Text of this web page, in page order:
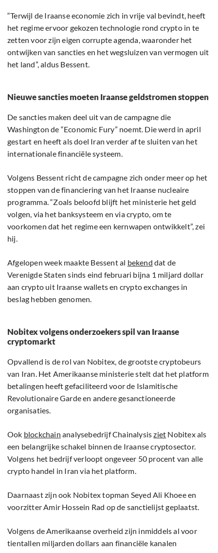
“Terwijl de Iraanse economie zich in vrije val bevindt, heeft
het regime ervoor gekozen technologie rond crypto in te
zetten voor zijn eigen corrupte agenda, waaronder het
ontwijken van sancties en het wegsluizen van vermogen uit
het land”, aldus Bessent.
Nieuwe sancties moeten Iraanse geldstromen stoppen
De sancties maken deel uit van de campagne die
Washington de “Economic Fury” noemt. Die werd in april
gestart en heeft als doel Iran verder af te sluiten van het
internationale financiële systeem.
Volgens Bessent richt de campagne zich onder meer op het
stoppen van de financiering van het Iraanse nucleaire
programma. “Zoals beloofd blijft het ministerie het geld
volgen, via het banksysteem en via crypto, om te
voorkomen dat het regime een kernwapen ontwikkelt”, zei
hij.
Afgelopen week maakte Bessent al bekend dat de
Verenigde Staten sinds eind februari bijna 1 miljard dollar
aan crypto uit Iraanse wallets en crypto exchanges in
beslag hebben genomen.
Nobitex volgens onderzoekers spil van Iraanse
cryptomarkt
Opvallend is de rol van Nobitex, de grootste cryptobeurs
van Iran. Het Amerikaanse ministerie stelt dat het platform
betalingen heeft gefaciliteerd voor de Islamitische
Revolutionaire Garde en andere gesanctioneerde
organisaties.
Ook blockchain analysebedrijf Chainalysisziet Nobitex als
een belangrijke schakel binnen de Iraanse cryptosector.
Volgens het bedrijf verloopt ongeveer 50 procent van alle
crypto handel in Iran via het platform.
Daarnaast zijn ook Nobitex topman Seyed Ali Khoee en
voorzitter Amir Hossein Rad op de sanctielijst geplaatst.
Volgens de Amerikaanse overheid zijn inmiddels al voor
tientallen miljarden dollars aan financiële kanalen